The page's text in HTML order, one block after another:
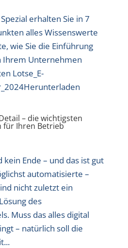
erhalten Sie in 7
alles Wissenswerte
wie Sie die Einführung
Ihrem Unternehmen
Lotse_E-
– die wichtigsten
für Ihren Betrieb
kein Ende – und das ist gut
automatisierte –
nicht zuletzt ein
des
Muss das alles digital
– natürlich soll die